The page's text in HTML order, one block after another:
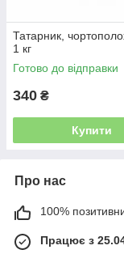
Татарник,
1 кг
Готово до відправки
340 ₴
Купити
Про нас
100%
Працює з